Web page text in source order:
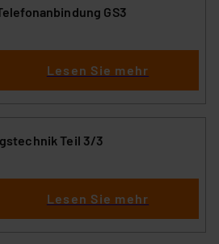
GS3
Lesen Sie mehr
Teil 3/3
Lesen Sie mehr